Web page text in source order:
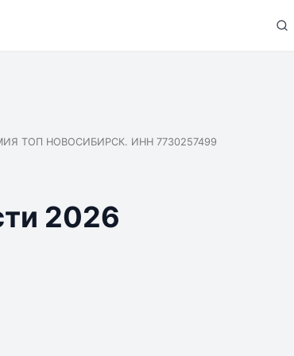
ТОП НОВОСИБИРСК. ИНН 7730257499
2026